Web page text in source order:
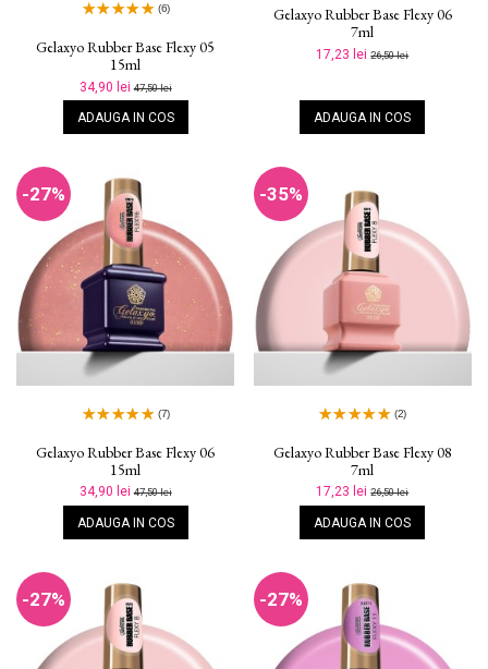
(6)
Gelaxyo Rubber Base Flexy 05
15ml
34,90 lei47,50 lei
ADAUGA IN COS
Gelaxyo Rubber Base Flexy 06
7ml
17,23 lei26,50 lei
ADAUGA IN COS
-27%
(7)
Gelaxyo Rubber Base Flexy 06
15ml
34,90 lei47,50 lei
ADAUGA IN COS
-35%
(2)
Gelaxyo Rubber Base Flexy 08
7ml
17,23 lei26,50 lei
ADAUGA IN COS
-27% -27%